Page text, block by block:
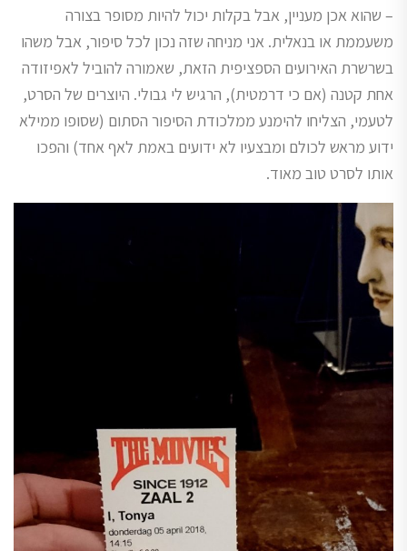
– שהוא אכן מעניין, אבל בקלות יכול להיות מסופר בצורה
משעממת או בנאלית. אני מניחה שזה נכון לכל סיפור, אבל משהו
בשרשרת האירועים הספציפית הזאת, שאמורה להוביל לאפיזודה
אחת קטנה (אם כי דרמטית), הרגיש לי גבולי. היוצרים של הסרט,
לטעמי, הצליחו להימנע ממלכודת הסיפור הסתום (שסופו ממילא
ידוע מראש לכולם ומבצעיו לא ידועים באמת לאף אחד) והפכו
אותו לסרט טוב מאוד.